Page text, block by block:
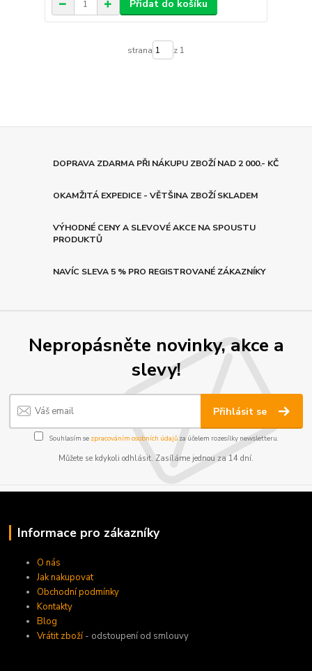
Přidat do košíku
strana z 1
DOPRAVA ZDARMA PŘI NÁKUPU ZBOŽÍ NAD 2 000.- KČ
OKAMŽITÁ EXPEDICE - VĚTŠINA ZBOŽÍ SKLADEM
VÝHODNÉ CENY A SLEVOVÉ AKCE NA SPOUSTU
PRODUKTŮ
NAVÍC SLEVA 5 % PRO REGISTROVANÉ ZÁKAZNÍKY
Nepropásněte novinky, akce a
slevy!
Přihlásit se
Souhlasím se zpracováním osobních údajůza účelem rozesílky newsletteru.
Můžete se kdykoli odhlásit. Zasíláme jednou za 14 dní.
Informace pro zákazníky
O nás
Jak nakupovat
Obchodní podmínky
Kontakty
Blog
Vrátit zboží- odstoupení od smlouvy